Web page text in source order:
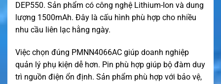
DEP550. Sản phẩm có công nghệ Lithium-Ion và dung
lượng 1500mAh. Đây là cấu hình phù hợp cho nhiều
nhu cầu liên lạc hằng ngày.
Việc chọn đúng PMNN4066AC giúp doanh nghiệp
quản lý phụ kiện dễ hơn. Pin phù hợp giúp bộ đàm duy
trì nguồn điện ổn định. Sản phẩm phù hợp với bảo vệ,